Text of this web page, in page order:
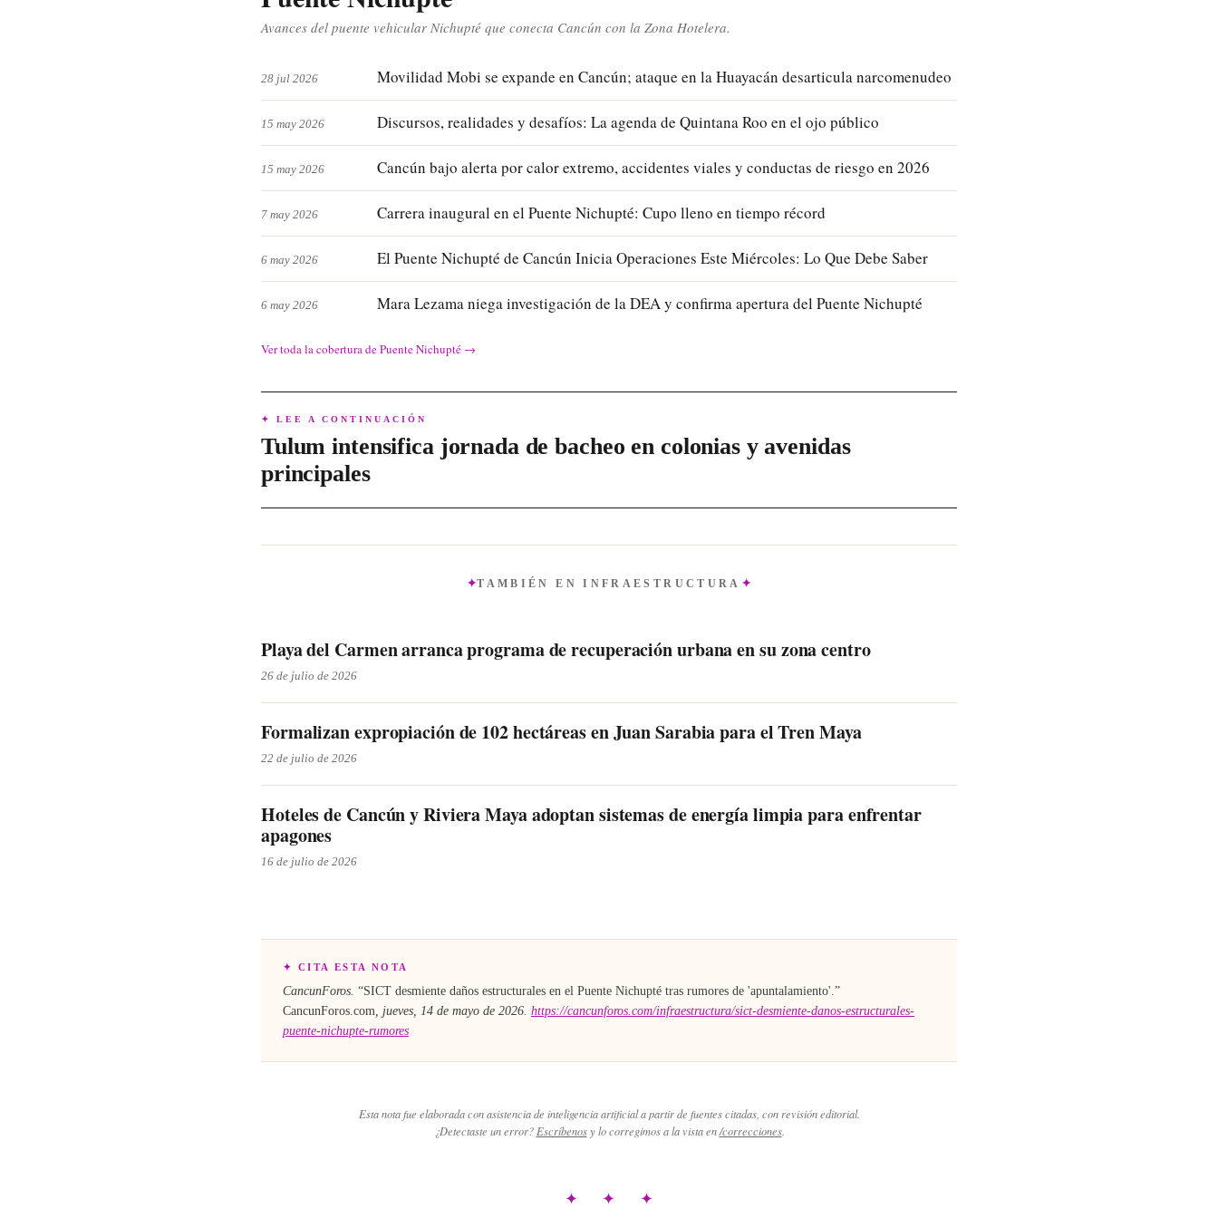
Avances del puente vehicular Nichupté que conecta Cancún con la Zona Hotelera.
28 jul 2026 Movilidad Mobi se expande en Cancún; ataque en la Huayacán desarticula narcomenudeo
15 may 2026 Discursos, realidades y desafíos: La agenda de Quintana Roo en el ojo público
15 may 2026 Cancún bajo alerta por calor extremo, accidentes viales y conductas de riesgo en 2026
7 may 2026 Carrera inaugural en el Puente Nichupté: Cupo lleno en tiempo récord
6 may 2026 El Puente Nichupté de Cancún Inicia Operaciones Este Miércoles: Lo Que Debe Saber
6 may 2026 Mara Lezama niega investigación de la DEA y confirma apertura del Puente Nichupté
Ver toda la cobertura dePuente Nichupté →
✦ LEE A CONTINUACIÓN
Tulum intensifica jornada de bacheo en colonias y avenidas
principales
TAMBIÉN ENINFRAESTRUCTURA
Playa del Carmen arranca programa de recuperación urbana en su zona centro
26 de julio de 2026
Formalizan expropiación de 102 hectáreas en Juan Sarabia para el Tren Maya
22 de julio de 2026
Hoteles de Cancún y Riviera Maya adoptan sistemas de energía limpia para enfrentar
apagones
16 de julio de 2026
✦ CITA ESTA NOTA
CancunForos. “SICT desmiente daños estructurales en el Puente Nichupté tras rumores de 'apuntalamiento'.”
CancunForos.com, jueves, 14 de mayo de 2026. https://cancunforos.com/infraestructura/sict-desmiente-danos-estructurales-
puente-nichupte-rumores
Esta nota fue elaborada con asistencia de inteligencia artificial a partir de fuentes citadas, con revisión editorial.
¿Detectaste un error? Escríbenos y lo corregimos a la vista en /correcciones.
✦ ✦ ✦